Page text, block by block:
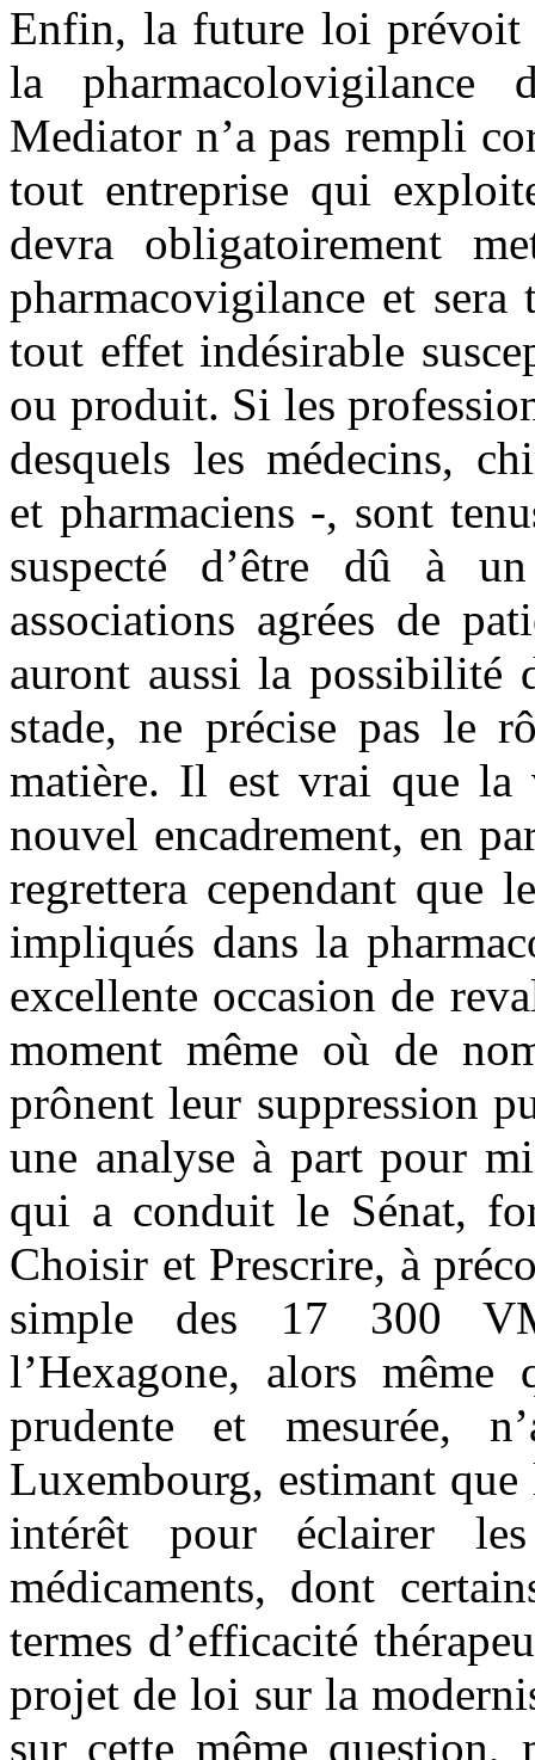
Enfin, la future loi prévoit
la
Mediator n’a pas rempli
tout entreprise qui
devra obligatoirement
pharmacovigilance et sera
tout effet indésirable
ou produit. Si les
desquels les médecins,
et pharmaciens -, sont
suspecté d’être dû à
associations agrées de
auront aussi la
stade, ne précise pas le
matière. Il est vrai que la
nouvel encadrement, en
regrettera cependant que
impliqués dans la
excellente occasion de
moment même où de
prônent leur suppression
une analyse à part pour
qui a conduit le Sénat,
Choisir et Prescrire, à
simple des 17 300
l’Hexagone, alors même
prudente et mesurée,
Luxembourg, estimant
intérêt pour éclairer
médicaments, dont
termes d’efficacité
projet de loi sur la
sur cette même question,